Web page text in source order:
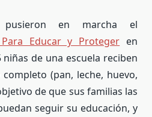
pusieron en marcha el
Para Educar y Proteger en
de una escuela reciben
(pan, leche, huevo,
de que sus familias las
seguir su educación, y